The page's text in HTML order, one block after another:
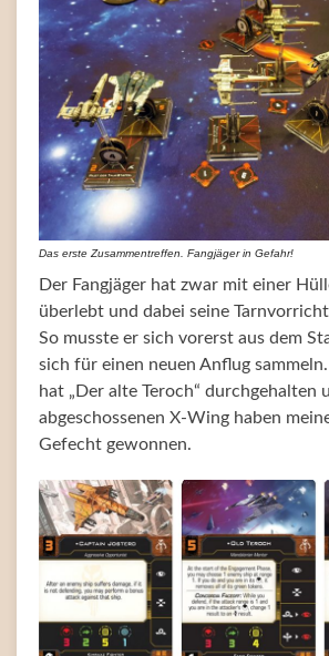
Das erste Zusammentreffen. Fangjäger in Gefahr!
Der Fangjäger hat zwar mit einer
überlebt und dabei seine
So musste er sich vorerst aus dem
sich für einen neuen Anflug
hat „Der alte Teroch“ durchgehalten
abgeschossenen X-Wing haben
Gefecht gewonnen.